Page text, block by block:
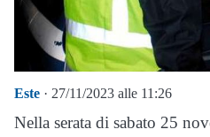
Este · 27/11/2023 alle 11:26
Nella serata di sabato 25